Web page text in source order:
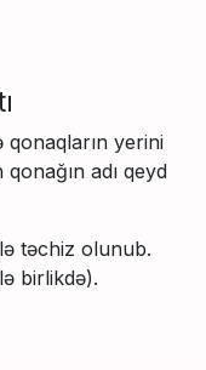
yerini
adı qeyd
təchiz olunub.
birlikdə).